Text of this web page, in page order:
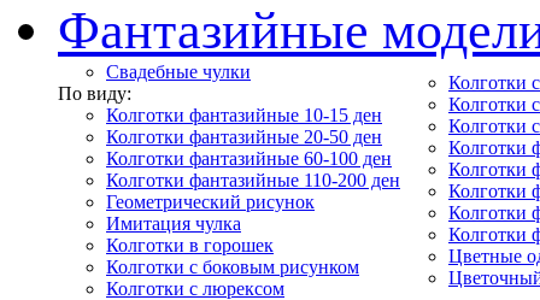
Фантазийные
Свадебные чулки
По виду:
Колготки фантазийные 10-15 ден
Колготки фантазийные 20-50 ден
Колготки фантазийные 60-100 ден
Колготки фантазийные 110-200 ден
Геометрический рисунок
Имитация чулка
Колготки в горошек
Колготки с боковым рисунком
Колготки с люрексом
Колготки
Колготки
Колготки
Колготки
Колготки
Колготки
Колготки
Колготки
Цветные